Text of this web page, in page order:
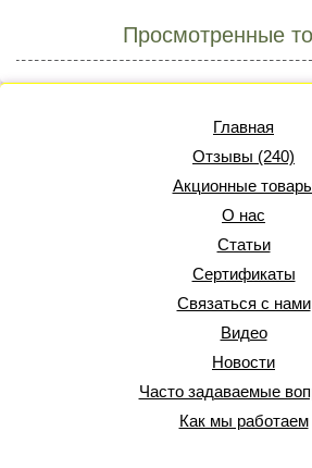
Просмотренные
Главная
Отзывы (240)
Акционные
О нас
Статьи
Сертификаты
Связаться с нами
Видео
Новости
Часто задаваемые
Как мы работаем